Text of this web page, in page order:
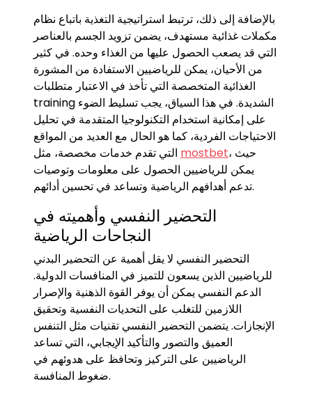
بالإضافة إلى ذلك، ترتبط استراتيجية التغذية باتباع نظام
مكملات غذائية مستهدف، يضمن تزويد الجسم بالعناصر
التي قد يصعب الحصول عليها من الغذاء وحده. في كثير
من الأحيان، يمكن للرياضيين الاستفادة من المشورة
الغذائية المتخصصة التي تأخذ في الاعتبار متطلبات
training الشديدة. في هذا السياق، يجب تسليط الضوء
على إمكانية استخدام التكنولوجيا المتقدمة في تحليل
الاحتياجات الفردية، كما هو الحال مع العديد من المواقع
mostbet، حيث
يمكن للرياضيين الحصول على معلومات وتوصيات
تدعم أهدافهم الرياضية وتساعد في تحسين أدائهم.
التحضير النفسي وأهميته في
النجاحات الرياضية
التحضير النفسي لا يقل أهمية عن التحضير البدني
للرياضيين الذين يسعون للتميز في المنافسات الدولية.
الدعم النفسي يمكن أن يوفر القوة الذهنية والإصرار
اللازمين للتغلب على التحديات النفسية وتحقيق
الإنجازات. يتضمن التحضير النفسي تقنيات مثل التنفس
العميق والتصور والتأكيد الإيجابي، التي تساعد
الرياضيين على التركيز وتحافظ على هدوئهم في
ضغوط المنافسة.